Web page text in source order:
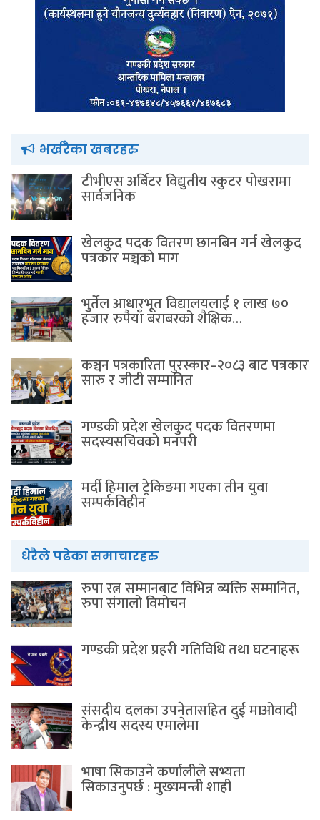
भर्खरैका खबरहरु
टीभीएस अर्बिटर विद्युतीय स्कुटर पाेखरामा
सार्वजनिक
खेलकुद पदक वितरण छानबिन गर्न खेलकुद
पत्रकार मञ्चकाे माग
भुर्तेल आधारभूत विद्यालयलाई १ लाख ७०
हजार रुपैयाँ बराबरको शैक्षिक…
कञ्चन पत्रकारिता पुरस्कार–२०८३ बाट पत्रकार
सारु र जीटी सम्मानित
गण्डकी प्रदेश खेलकुद पदक वितरणमा
सदस्यसचिवकाे मनपरी
मर्दी हिमाल ट्रेकिङमा गएका तीन युवा
सम्पर्कविहीन
धेरैले पढेका समाचारहरु
रुपा रत्न सम्मानबाट विभिन्न ब्यक्ति सम्मानित,
रुपा संगालो विमोचन
गण्डकी प्रदेश प्रहरी गतिविधि तथा घटनाहरू
संसदीय दलका उपनेतासहित दुई माओवादी
केन्द्रीय सदस्य एमालेमा
भाषा सिकाउने कर्णालीले सभ्यता
सिकाउनुपर्छ : मुख्यमन्त्री शाही